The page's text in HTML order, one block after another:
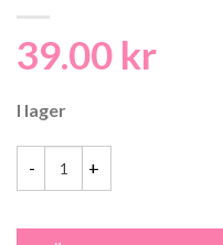
39.00 kr
I lager